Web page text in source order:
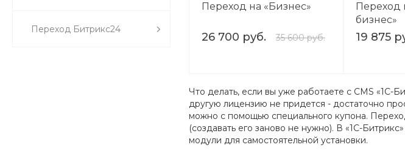
Переход Битрикс24
Переход на «Бизнес»
26 700 руб. 35 600 руб.
Переход
бизнес»
19 875
Что делать, если вы уже работаете с CMS «1С-
другую лицензию не придется - достаточно
можно с помощью специального купона.
(создавать его заново не нужно). В «1С-
модули для самостоятельной установки.